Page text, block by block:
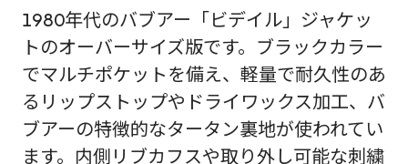
1980年代のバブアー「ビデイル」ジャケッ
トのオーバーサイズ版です。ブラックカラー
でマルチポケットを備え、軽量で耐久性のあ
るリップストップやドライワックス加工、バ
ブアーの特徴的なタータン裏地が使われてい
ます。内側リブカフスや取り外し可能な刺繍